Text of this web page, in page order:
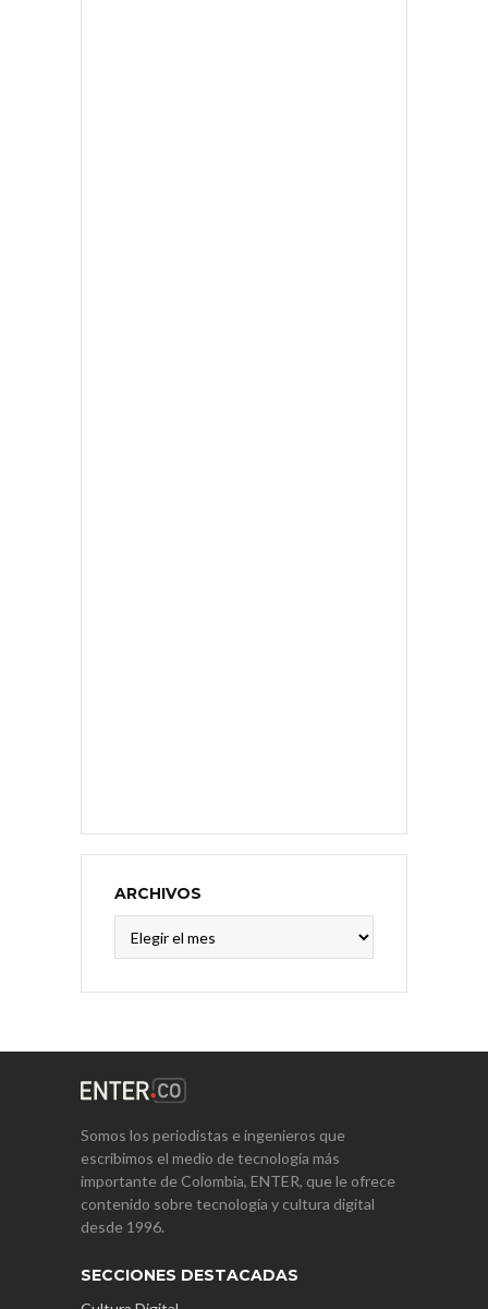
ARCHIVOS
Somos los periodistas e ingenieros que
escribimos el medio de tecnología más
importante de Colombia, ENTER, que le ofrece
contenido sobre tecnología y cultura digital
desde 1996.
SECCIONES DESTACADAS